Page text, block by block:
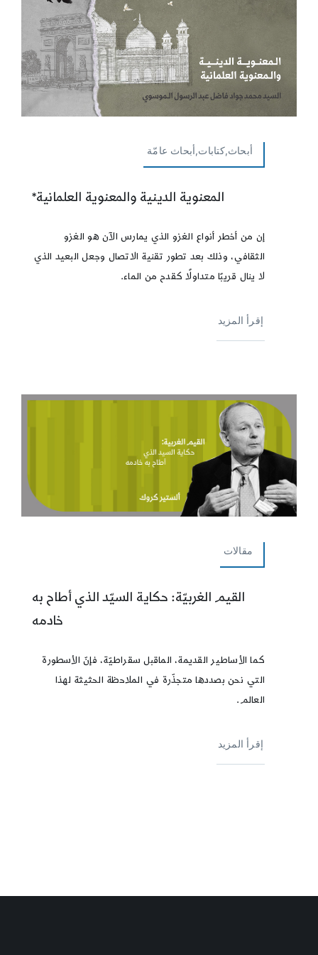
أبحاث,كتابات,أبحاث عامّة
المعنوية الدينية والمعنوية العلمانية*
إن من أخطر أنواع الغزو الذي يمارس الآن هو الغزو
الثقافي، وذلك بعد تطور تقنية الاتصال وجعل البعيد الذي
لا ينال قريبًا متداولًا كقدح من الماء.
إقرأ المزيد
مقالات
القيم الغربيّة: حكاية السيّد الذي أطاح به
خادمه
كما الأساطير القديمة، الماقبل سقراطيّة، فإنّ الأسطورة
التي نحن بصددها متجذّرة في الملاحظة الحثيثة لهذا
العالم.
إقرأ المزيد